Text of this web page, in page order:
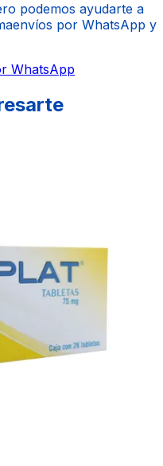
podemos ayudarte a
por WhatsApp y
WhatsApp